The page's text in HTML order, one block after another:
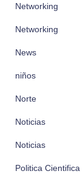
Networking
Networking
News
niños
Norte
Noticias
Noticias
Politica Cientifica